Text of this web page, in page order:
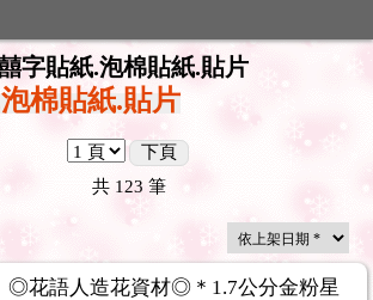
字貼紙.泡棉貼紙.貼片
棉貼紙.貼片
下頁
共 123 筆
◎花語人造花資材◎＊1.7公分金粉星